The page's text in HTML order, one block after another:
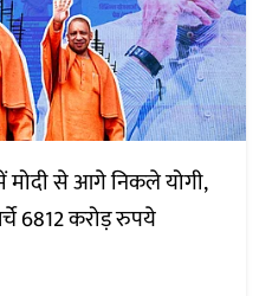
मोदी से आगे निकले योगी,
6812 करोड़ रुपये